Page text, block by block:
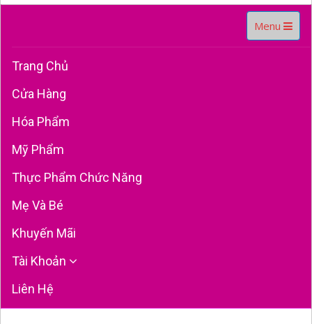
Toggle
navigation
Menu
Trang Chủ
Cửa Hàng
Hóa Phẩm
Mỹ Phẩm
Thực Phẩm Chức Năng
Mẹ Và Bé
Khuyến Mãi
Tài Khoản
Liên Hệ